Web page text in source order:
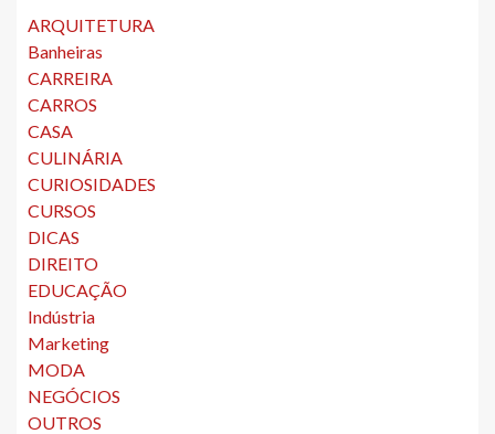
ARQUITETURA
Banheiras
CARREIRA
CARROS
CASA
CULINÁRIA
CURIOSIDADES
CURSOS
DICAS
DIREITO
EDUCAÇÃO
Indústria
Marketing
MODA
NEGÓCIOS
OUTROS